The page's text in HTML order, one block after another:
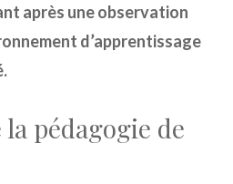
après une observation
d’apprentissage
la pédagogie de